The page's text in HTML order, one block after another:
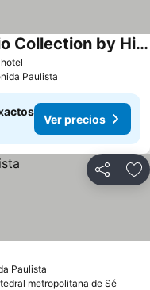
Qoya Hotel Sao Paulo, Curio Collection by Hilton
Paulista
Ver precios
Compartir
Paulista
metropolitana de Sé